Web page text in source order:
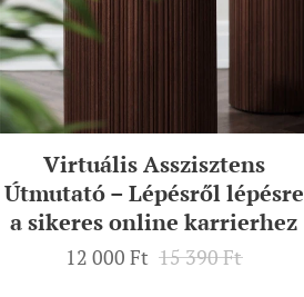
Virtuális Asszisztens
Útmutató – Lépésről lépésre
a sikeres online karrierhez
12 000 Ft 15 390Ft